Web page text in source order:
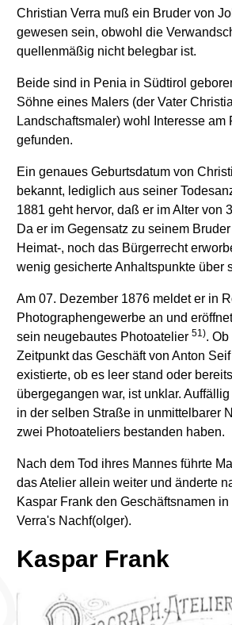
Christian Verra muß ein Bruder von
gewesen sein, obwohl die
quellenmäßig nicht belegbar ist.
Beide sind in Penia in Südtirol
Söhne eines Malers (der Vater
Landschaftsmaler) wohl Interesse am
gefunden.
Ein genaues Geburtsdatum von
bekannt, lediglich aus seiner
1881 geht hervor, daß er im Alter von
Da er im Gegensatz zu seinem
Heimat-, noch das Bürgerrecht
wenig gesicherte Anhaltspunkte über
Am 07. Dezember 1876 meldet er in
Photographengewerbe an und
sein neugebautes Photoatelier 51). Ob
Zeitpunkt das Geschäft von Anton
existierte, ob es leer stand oder
übergegangen war, ist unklar.
in der selben Straße in unmittelbarer
zwei Photoateliers bestanden haben.
Nach dem Tod ihres Mannes führte
das Atelier allein weiter und änderte
Kaspar Frank den Geschäftsnamen
Verra's Nachf(olger).
Kaspar Frank